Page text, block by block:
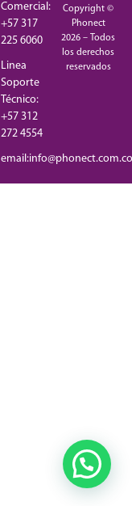
Comercial:
+57 317
225 6060
Linea
Soporte
Técnico:
+57 312
272 4554
email:info@phonect.com.co
Copyright ©
Phonect
2026 – Todos
los derechos
reservados